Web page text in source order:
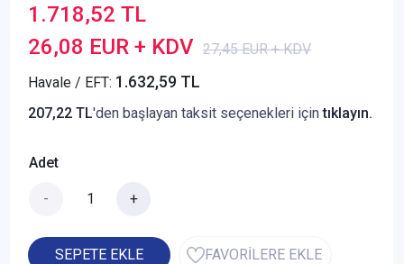
1.718,52 TL
26,08 EUR + KDV 27,45 EUR + KDV
Havale / EFT: 1.632,59 TL
207,22 TL'den başlayan taksit seçenekleri içintıklayın.
Adet
- +
SEPETE EKLE FAVORİLERE EKLE